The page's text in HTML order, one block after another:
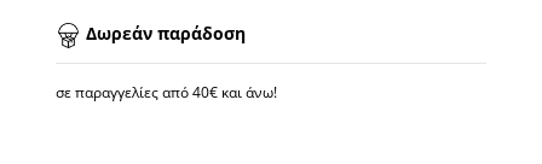
Δωρεάν παράδοση
σε παραγγελίες από 40€ και άνω!